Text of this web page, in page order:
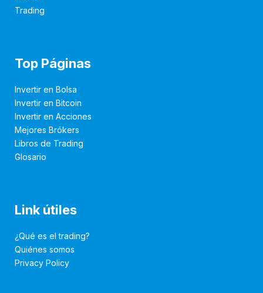
Trading
Top Páginas
Invertir en Bolsa
Invertir en Bitcoin
Invertir en Acciones
Mejores Brókers
Libros de Trading
Glosario
Link útiles
¿Qué es el trading?
Quiénes somos
Privacy Policy